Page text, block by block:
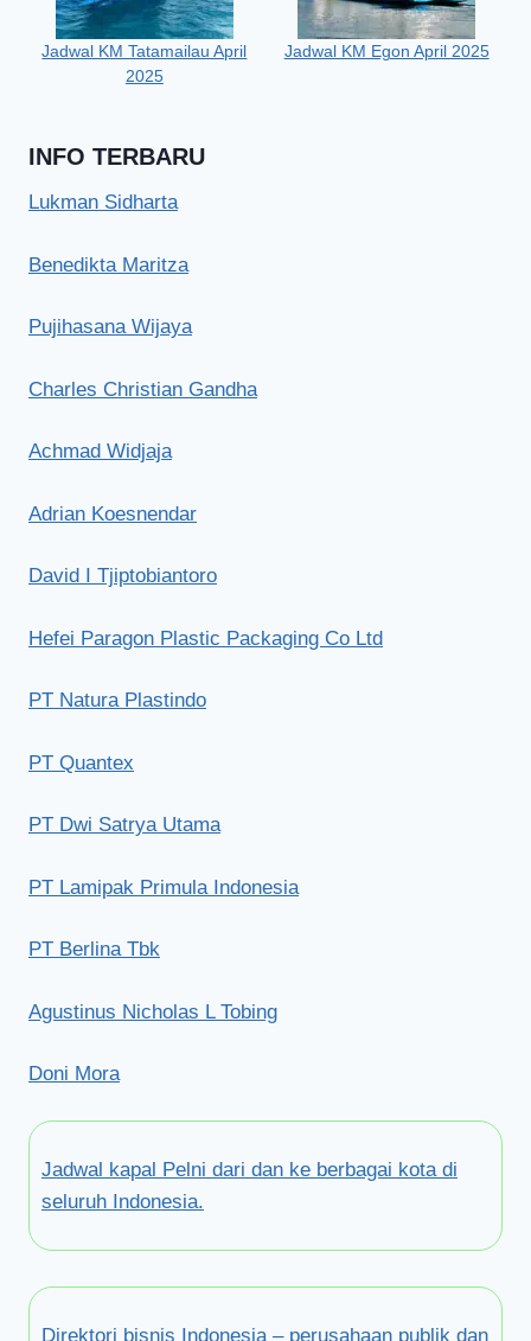
Jadwal KM Tatamailau April
2025
Jadwal KM Egon April 2025
INFO TERBARU
Lukman Sidharta
Benedikta Maritza
Pujihasana Wijaya
Charles Christian Gandha
Achmad Widjaja
Adrian Koesnendar
David I Tjiptobiantoro
Hefei Paragon Plastic Packaging Co Ltd
PT Natura Plastindo
PT Quantex
PT Dwi Satrya Utama
PT Lamipak Primula Indonesia
PT Berlina Tbk
Agustinus Nicholas L Tobing
Doni Mora
Jadwal kapal Pelni dari dan ke berbagai kota di
seluruh Indonesia.
Direktori bisnis Indonesia – perusahaan publik dan